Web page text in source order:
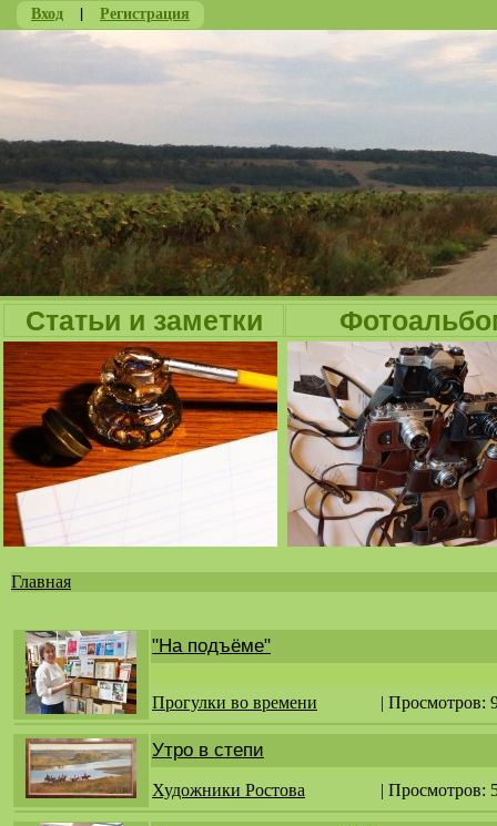
Вход | Регистрация
Статьи и заметки
здесь
Главная
"На подъёме"
Прогулки во времени | Просмотров:
Утро в степи
Художники Ростова | Просмотров: